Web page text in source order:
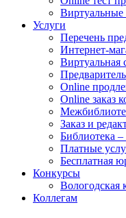
Виртуальные
Услуги
Перечень
Интернет-
Виртуальная
Online
Online заказ
Заказ и
Библиотека –
Платные
Бесплатная
Конкурсы
Вологодская
Коллегам